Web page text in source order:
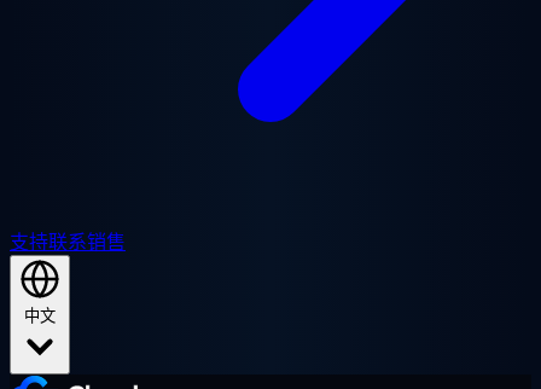
支持联系销售
中文